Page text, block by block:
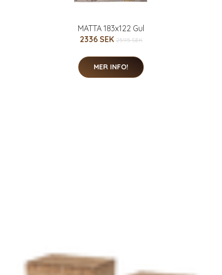
MATTA 183x122 Gul
2336 SEK 2595 SEK
MER INFO!